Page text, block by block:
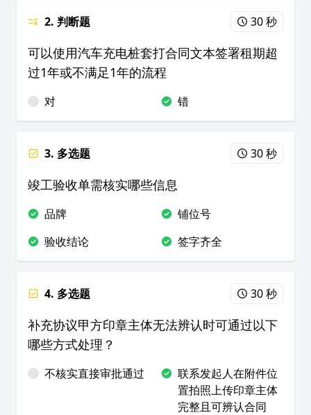
2. 判断题 30 秒
可以使用汽车充电桩套打合同文本签署租期超
过1年或不满足1年的流程
对 错
3. 多选题 30 秒
竣工验收单需核实哪些信息
品牌
铺位号
验收结论
签字齐全
4. 多选题 30 秒
补充协议甲方印章主体无法辨认时可通过以下
哪些方式处理？
不核实直接审批通过
联系发起人在附件位
置拍照上传印章主体
完整且可辨认合同